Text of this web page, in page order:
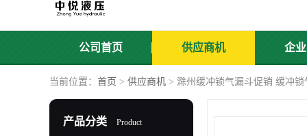
公司首页 供应商机 企
当前位置： 首页 > 供应商机 > 滁州缓冲锁气漏斗促销 缓冲锁
产品分类 Product